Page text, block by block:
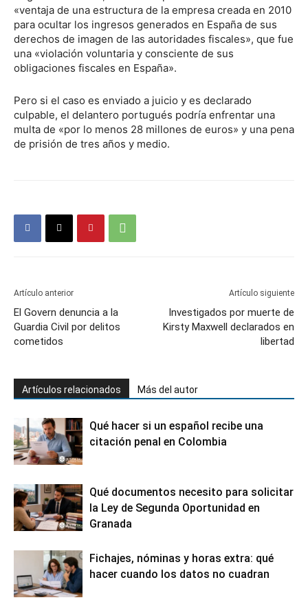
«ventaja de una estructura de la empresa creada en 2010
para ocultar los ingresos generados en España de sus
derechos de imagen de las autoridades fiscales», que fue
una «violación voluntaria y consciente de sus
obligaciones fiscales en España».
Pero si el caso es enviado a juicio y es declarado
culpable, el delantero portugués podría enfrentar una
multa de «por lo menos 28 millones de euros» y una pena
de prisión de tres años y medio.
Artículo anterior
El Govern denuncia a la
Guardia Civil por delitos
cometidos
Artículo siguiente
Investigados por muerte de
Kirsty Maxwell declarados en
libertad
Artículos relacionados Más del autor
Qué hacer si un español recibe una
citación penal en Colombia
Qué documentos necesito para solicitar
la Ley de Segunda Oportunidad en
Granada
Fichajes, nóminas y horas extra: qué
hacer cuando los datos no cuadran